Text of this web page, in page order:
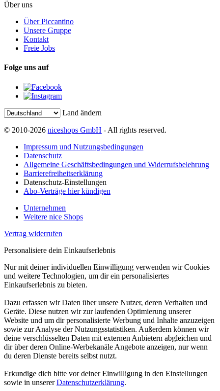
Über uns
Über Piccantino
Unsere Gruppe
Kontakt
Freie Jobs
Folge uns auf
Land ändern
© 2010-2026 niceshops GmbH - All rights reserved.
Impressum und Nutzungsbedingungen
Datenschutz
Allgemeine Geschäftsbedingungen und Widerrufsbelehrung
Barrierefreiheitserklärung
Datenschutz-Einstellungen
Abo-Verträge hier kündigen
Unternehmen
Weitere nice Shops
Vertrag widerrufen
Personalisiere dein Einkaufserlebnis
Nur mit deiner individuellen Einwilligung verwenden wir Cookies
und weitere Technologien, um dir ein personalisiertes
Einkaufserlebnis zu bieten.
Dazu erfassen wir Daten über unsere Nutzer, deren Verhalten und
Geräte. Diese nutzen wir zur laufenden Optimierung unserer
Website und um dir personalisierte Werbung und Inhalte anzuzeigen
sowie zur Analyse der Nutzungsstatistiken. Außerdem können wir
deine verschlüsselten Daten mit externen Anbietern abgleichen und
dir über deren Online-Werbekanäle Angebote anzeigen, nur wenn
du deren Dienste bereits selbst nutzt.
Erkundige dich bitte vor deiner Einwilligung in den Einstellungen
sowie in unsererDatenschutzerklärung.